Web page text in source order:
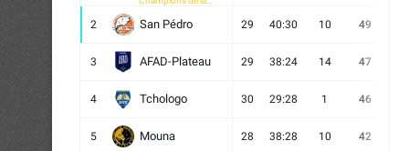
2 San Pédro 29 40:30 10 49
3 AFAD-Plateau 29 38:24 14 47
4 Tchologo 30 29:28 1 46
5 Mouna 28 38:28 10 42